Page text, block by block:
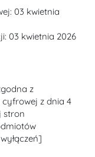
03 kwietnia
03 kwietnia 2026
z
cyfrowej z dnia 4
stron